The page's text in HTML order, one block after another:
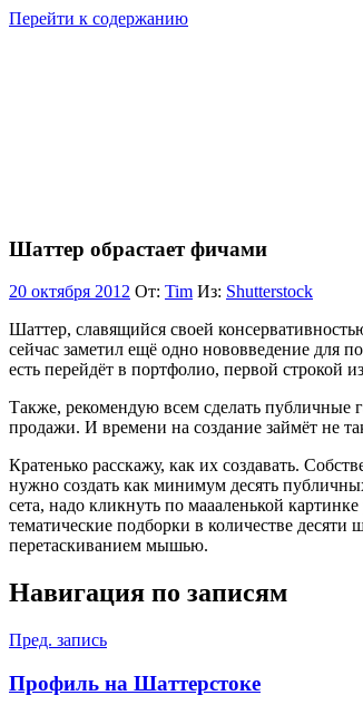
Перейти к содержанию
Шаттер обрастает фичами
20 октября 2012 От: Tim Из: Shutterstock
Шаттер, славящийся своей
сейчас заметил ещё одно нововведение для
есть перейдёт в портфолио, первой строкой
Также, рекомендую всем сделать публичные
продажи. И времени на создание займёт не
Кратенько расскажу, как их создавать.
нужно создать как минимум десять
сета, надо кликнуть по маааленькой
тематические подборки в количестве
перетаскиванием мышью.
Навигация по записям
Пред. запись
Профиль на Шаттерстоке